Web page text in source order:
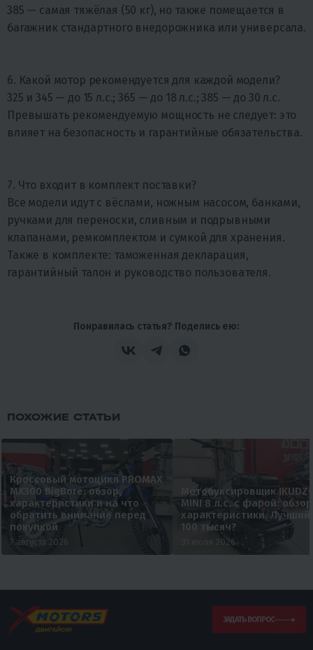
385 — самая тяжёлая (50 кг), но также помещается в
багажник стандартного внедорожника или универсала.
6. Какой мотор рекомендуется для каждой модели?
325 и 345 — до 15 л.с.; 365 — до 18 л.с.; 385 — до 30 л.с.
Превышать рекомендуемую мощность не следует: это
влияет на безопасность и гарантийные обязательства.
7. Что входит в комплект поставки?
Все модели идут с вёслами, ножным насосом, банками,
ручками для переноски, сливным и подрывными
клапанами, ремкомплектом и сумкой для хранения.
Также в комплекте: таможенная декларация,
гарантийный талон и руководство пользователя.
Понравилась статья? Поделись ею:
ПОХОЖИЕ СТАТЬИ
Кроссовый мотоцикл PROMAX
MX300 BigBore: обзор,
характеристики и на что
обратить внимание перед
покупкой
7 августа 2026
Мотобуксировщик
MINI 8 л.с. с фарой:
характеристики. Лучший
100 тысяч?
31 июля 2026
ЗАДАТЬ ВОПРОС